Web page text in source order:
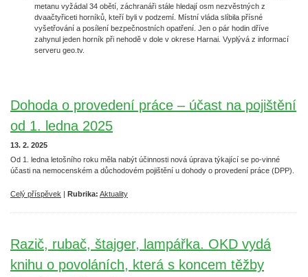
metanu vyžádal 34 obětí, záchranáři stále hledají osm nezvěstných z
dvaačtyřiceti horníků, kteří byli v podzemí. Místní vláda slíbila přísné
vyšetřování a posílení bezpečnostních opatření. Jen o pár hodin dříve
zahynul jeden horník při nehodě v dole v okrese Harnai. Vyplývá z informací
serveru geo.tv.
Dohoda o provedení práce – účast na pojištění
od 1. ledna 2025
13. 2. 2025
Od 1. ledna letošního roku měla nabýt účinnosti nová úprava týkající se po-vinné
účasti na nemocenském a důchodovém pojištění u dohody o provedení práce (DPP).
Celý příspěvek | Rubrika: Aktuality
Razič, rubač, štajger, lampářka. OKD vydá
knihu o povoláních, která s koncem těžby